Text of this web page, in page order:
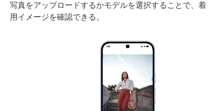
写真をアップロードするかモデルを選択することで、着
用イメージを確認できる。